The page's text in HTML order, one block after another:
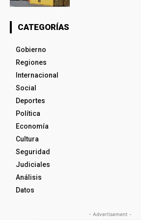
CATEGORÍAS
Gobierno
Regiones
Internacional
Social
Deportes
Política
Economía
Cultura
Seguridad
Judiciales
Análisis
Datos
- Advertisement -